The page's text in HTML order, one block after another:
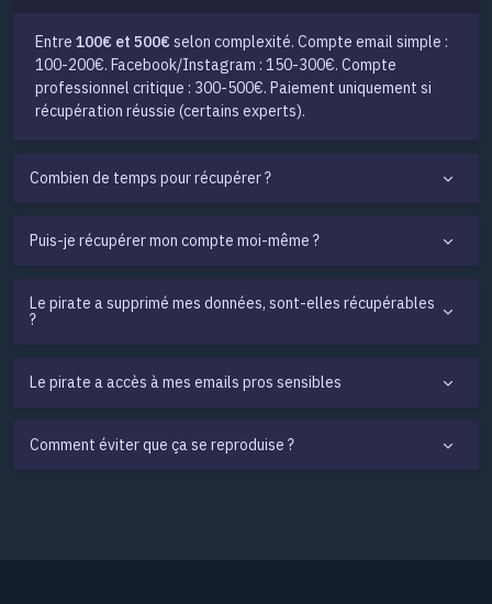
Entre 100€ et 500€ selon complexité. Compte email simple :
100-200€. Facebook/Instagram : 150-300€. Compte
professionnel critique : 300-500€. Paiement uniquement si
récupération réussie (certains experts).
Combien de temps pour récupérer ?
Puis-je récupérer mon compte moi-même ?
Le pirate a supprimé mes données, sont-elles récupérables
?
Le pirate a accès à mes emails pros sensibles
Comment éviter que ça se reproduise ?